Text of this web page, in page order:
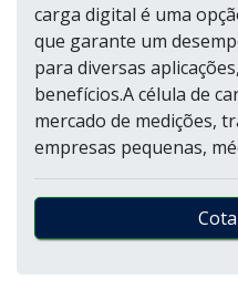
carga digital é uma
que garante um
para diversas
benefícios.A célula de
mercado de medições,
empresas pequenas,